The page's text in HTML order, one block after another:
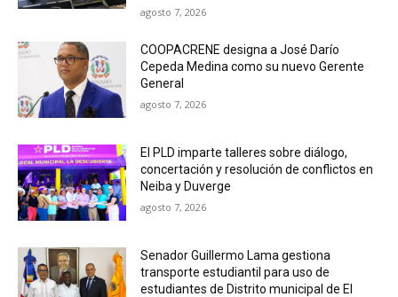
agosto 7, 2026
COOPACRENE designa a José Darío
Cepeda Medina como su nuevo Gerente
General
agosto 7, 2026
El PLD imparte talleres sobre diálogo,
concertación y resolución de conflictos en
Neiba y Duverge
agosto 7, 2026
Senador Guillermo Lama gestiona
transporte estudiantil para uso de
estudiantes de Distrito municipal de El